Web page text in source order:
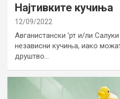
Најтивките кучиња
12/09/2022
Авганистански ’рт и/ли
независни кучиња, иако
друштво…